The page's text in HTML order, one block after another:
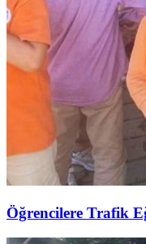
Öğrencilere Trafik